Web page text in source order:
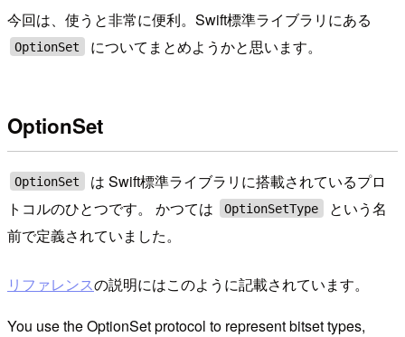
今回は、使うと非常に便利。Swift標準ライブラリにある
OptionSet についてまとめようかと思います。
OptionSet
OptionSet
は Swift標準ライブラリに搭載されているプロ
トコルのひとつです。 かつては
OptionSetType
という名
前で定義されていました。
リファレンスの説明にはこのように記載されています。
You use the OptionSet protocol to represent bitset types,